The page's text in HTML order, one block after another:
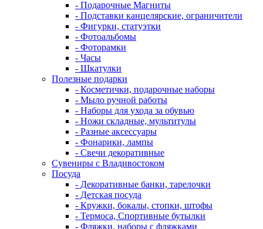
- Подарочные Магниты
- Подставки канцелярские, ограничители
- Фигурки, статуэтки
- Фотоальбомы
- Фоторамки
- Часы
- Шкатулки
Полезные подарки
- Косметички, подарочные наборы
- Мыло ручной работы
- Наборы для ухода за обувью
- Ножи складные, мультитулы
- Разные аксессуары
- Фонарики, лампы
- Свечи декоративные
Сувениры с Владивостоком
Посуда
- Декоративные банки, тарелочки
- Детская посуда
- Кружки, бокалы, стопки, штофы
- Термоса, Спортивные бутылки
- Фляжки, наборы с фляжками